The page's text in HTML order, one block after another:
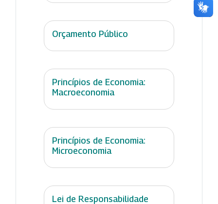
Orçamento Público
Princípios de Economia:
Macroeconomia
Princípios de Economia:
Microeconomia
Lei de Responsabilidade